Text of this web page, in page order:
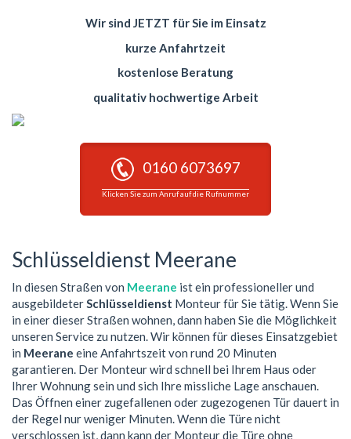
Wir sind JETZT für Sie im Einsatz
kurze Anfahrtzeit
kostenlose Beratung
qualitativ hochwertige Arbeit
0160 6073697
Klicken Sie zum Anruf auf die Rufnummer
Schlüsseldienst Meerane
In diesen Straßen von Meerane ist ein professioneller und
ausgebildeterSchlüsseldienst Monteur für Sie tätig. Wenn Sie
in einer dieser Straßen wohnen, dann haben Sie die Möglichkeit
unseren Service zu nutzen. Wir können für dieses Einsatzgebiet
in Meerane eine Anfahrtszeit von rund 20 Minuten
garantieren. Der Monteur wird schnell bei Ihrem Haus oder
Ihrer Wohnung sein und sich Ihre missliche Lage anschauen.
Das Öffnen einer zugefallenen oder zugezogenen Tür dauert in
der Regel nur weniger Minuten. Wenn die Türe nicht
verschlossen ist, dann kann der Monteur die Türe ohne